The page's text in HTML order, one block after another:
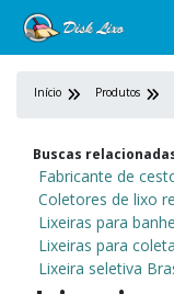
Início Produtos
Buscas
Fabricante de
Coletores de lixo
Lixeiras para
Lixeiras para
Lixeira seletiva